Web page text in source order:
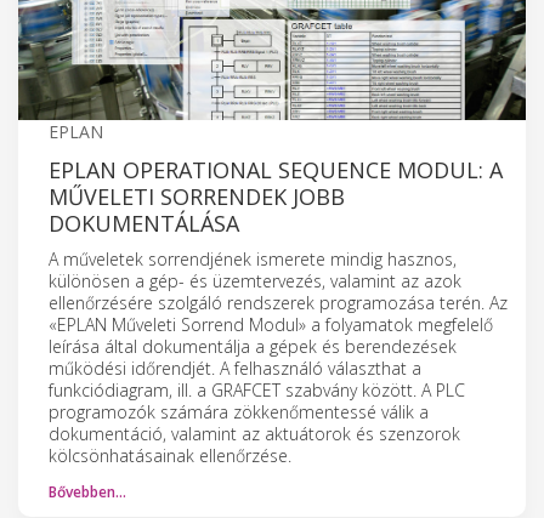
EPLAN
EPLAN OPERATIONAL SEQUENCE MODUL: A
MŰVELETI SORRENDEK JOBB
DOKUMENTÁLÁSA
A műveletek sorrendjének ismerete mindig hasznos,
különösen a gép- és üzemtervezés, valamint az azok
ellenőrzésére szolgáló rendszerek programozása terén. Az
«EPLAN Műveleti Sorrend Modul» a folyamatok megfelelő
leírása által dokumentálja a gépek és berendezések
működési időrendjét. A felhasználó választhat a
funkciódiagram, ill. a GRAFCET szabvány között. A PLC
programozók számára zökkenőmentessé válik a
dokumentáció, valamint az aktuátorok és szenzorok
kölcsönhatásainak ellenőrzése.
Bővebben…